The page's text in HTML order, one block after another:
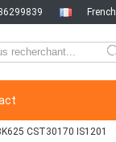
French
CST30170 IS1201